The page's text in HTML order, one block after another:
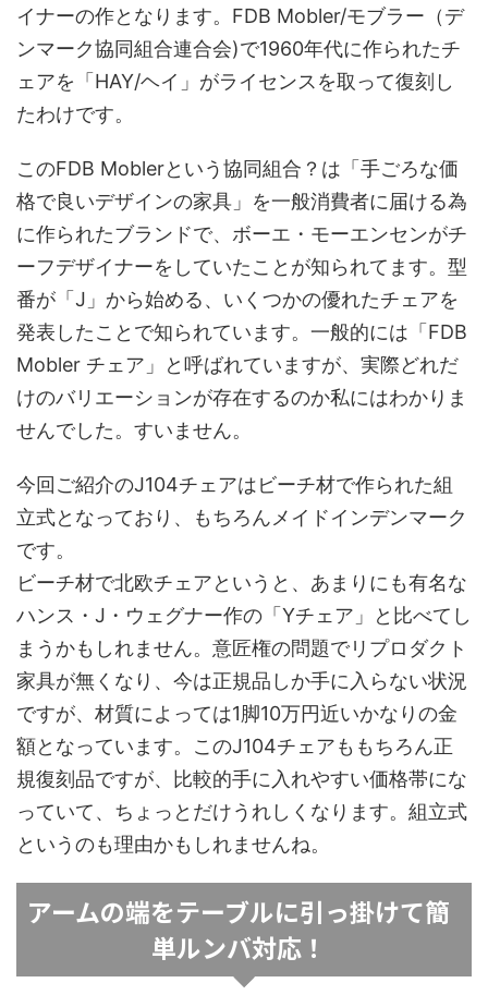
イナーの作となります。FDB Mobler/モブラー（デ
ンマーク協同組合連合会)で1960年代に作られたチ
ェアを「HAY/ヘイ」がライセンスを取って復刻し
たわけです。
このFDB Moblerという協同組合？は「手ごろな価
格で良いデザインの家具」を一般消費者に届ける為
に作られたブランドで、ボーエ・モーエンセンがチ
ーフデザイナーをしていたことが知られてます。型
番が「J」から始める、いくつかの優れたチェアを
発表したことで知られています。一般的には「FDB
Mobler チェア」と呼ばれていますが、実際どれだ
けのバリエーションが存在するのか私にはわかりま
せんでした。すいません。
今回ご紹介のJ104チェアはビーチ材で作られた組
立式となっており、もちろんメイドインデンマーク
です。
ビーチ材で北欧チェアというと、あまりにも有名な
ハンス・J・ウェグナー作の「Yチェア」と比べてし
まうかもしれません。意匠権の問題でリプロダクト
家具が無くなり、今は正規品しか手に入らない状況
ですが、材質によっては1脚10万円近いかなりの金
額となっています。このJ104チェアももちろん正
規復刻品ですが、比較的手に入れやすい価格帯にな
っていて、ちょっとだけうれしくなります。組立式
というのも理由かもしれませんね。
アームの端をテーブルに引っ掛けて簡
単ルンバ対応！